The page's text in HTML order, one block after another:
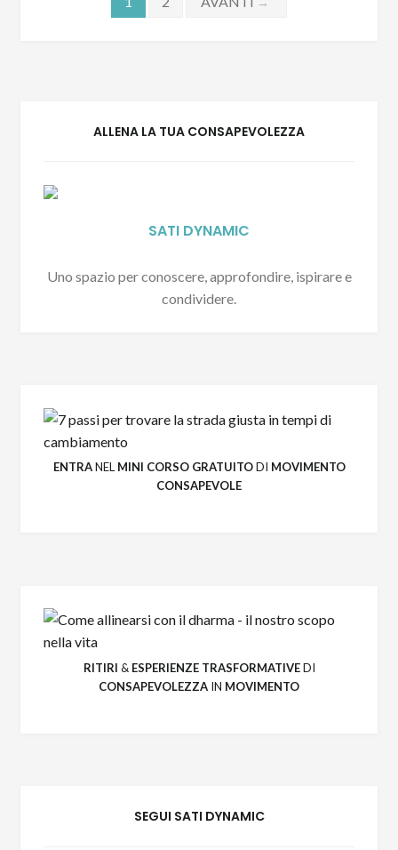
ALLENA LA TUA CONSAPEVOLEZZA
SATI DYNAMIC
Uno spazio per conoscere, approfondire, ispirare e
condividere.
ENTRANELMINI CORSO GRATUITODI MOVIMENTO
CONSAPEVOLE
RITIRI & ESPERIENZE TRASFORMATIVEDI
CONSAPEVOLEZZA IN MOVIMENTO
SEGUI SATI DYNAMIC